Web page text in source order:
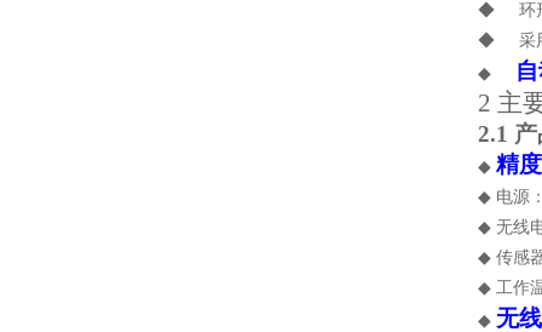
◆ 环
◆ 采
◆
2 主
2.1
◆ 精度
◆ 电源
◆ 无线
◆ 传感
◆ 工作
◆ 无